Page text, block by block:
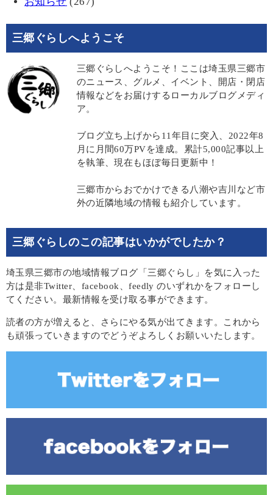
三郷ぐらしへようこそ
三郷ぐらしへようこそ！ここは埼玉県三郷市
のニュース、グルメ、イベント、開店・閉店
情報などをお届けするローカルブログメディ
ア。
ブログ立ち上げから11年目に突入、2022年8
月に月間60万PVを達成。累計5,000記事以上
を執筆、現在もほぼ毎日更新中！
三郷市からおでかけできる八潮や吉川など市
外の近隣地域の情報も紹介しています。
三郷ぐらしのこの記事はいかがでしたか？
埼玉県三郷市の地域情報ブログ「三郷ぐらし」を気に入った
方は是非Twitter、facebook、feedly のいずれかをフォローし
てください。最新情報を受け取る事ができます。
読者の方が増えると、さらにやる気が出てきます。これから
も頑張っていきますのでどうぞよろしくお願いいたします。